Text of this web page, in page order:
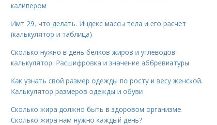
калипером
Имт 29, что делать. Индекс массы тела и его расчет
(калькулятор и таблица)
Сколько нужно в день белков жиров и углеводов
калькулятор. Расшифровка и значение аббревиатуры
Как узнать свой размер одежды по росту и весу женской.
Калькулятор размеров одежды и обуви
Сколько жира должно быть в здоровом организме.
Сколько жира нам нужно каждый день?